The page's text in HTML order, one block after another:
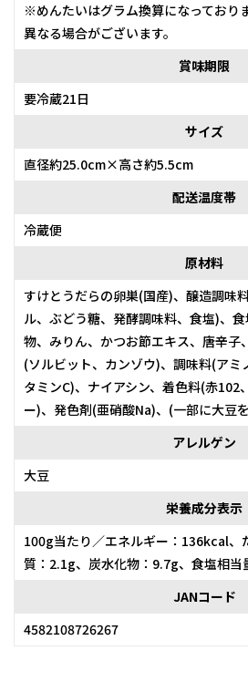
※めんたいはグラム換算になっており
異なる場合がございます。
賞味期限
要冷蔵21日
サイズ
直径約25.0cm×高さ約5.5cm
配送温度帯
冷蔵便
原材料
すけとうだらの卵巣(国産)、醸造調味
ル、ぶどう糖、発酵調味料、食塩)、
物、みりん、かつお節エキス、唐辛子
(ソルビット、カンゾウ)、調味料(アミ
タミンC)、ナイアシン、着色料(赤102
ー)、発色剤(亜硝酸Na)、(一部に大豆
アレルゲン
大豆
栄養成分表示
100g当たり／エネルギー：136kcal、
質：2.1g、炭水化物：9.7g、食塩相当
JANコード
4582108726267